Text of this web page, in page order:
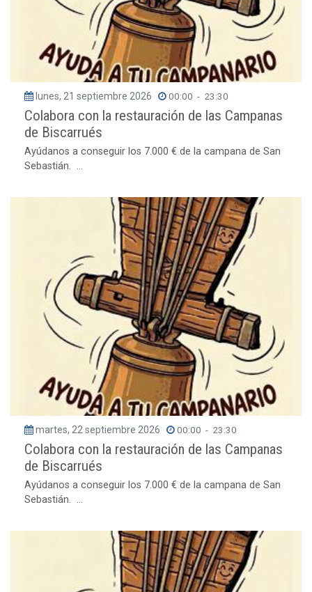
lunes, 21 septiembre 2026 00:00 - 23:30
Colabora con la restauración de las Campanas
de Biscarrués
Ayúdanos a conseguir los 7.000 € de la campana de San
Sebastián. ...
martes, 22 septiembre 2026 00:00 - 23:30
Colabora con la restauración de las Campanas
de Biscarrués
Ayúdanos a conseguir los 7.000 € de la campana de San
Sebastián. ...